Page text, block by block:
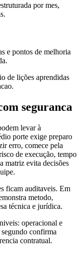
por mes,
e pontos de melhoria
de lições aprendidas
seguranca
levar à
porte exige preparo
erro, comece pela
de execução, tempo
matriz evita decisões
ficam auditaveis. Em
metodo,
técnica e jurídica.
operacional e
confirma
contratual.